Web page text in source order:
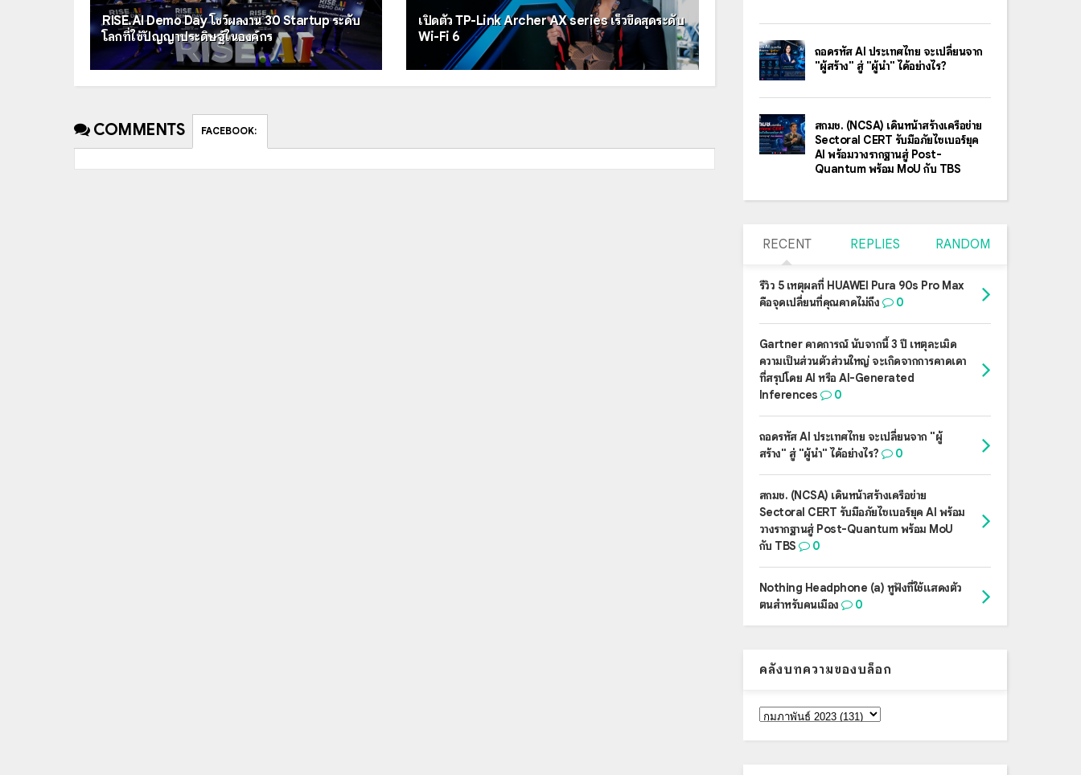
RISE.AI Demo Day โชว์ผลงาน 30 Startup ระดับ
โลกที่ใช้ปัญญาประดิษฐ์ในองค์กร
เปิดตัว TP-Link Archer AX series เร็วขีดสุดระดับ
Wi-Fi 6
COMMENTS FACEBOOK:
ถอดรหัส AI ประเทศไทย จะเปลี่ยนจาก
"ผู้สร้าง" สู่ "ผู้นำ" ได้อย่างไร?
สกมช. (NCSA) เดินหน้าสร้างเครือข่าย
Sectoral CERT รับมือภัยไซเบอร์ยุค
AI พร้อมวางรากฐานสู่ Post-
Quantum พร้อม MoU กับ TBS
RECENT REPLIES RANDOM
รีวิว 5 เหตุผลที่ HUAWEI Pura 90s Pro Max
คือจุดเปลี่ยนที่คุณคาดไม่ถึง
0
Gartner คาดการณ์ นับจากนี้ 3 ปี เหตุละเมิด
ความเป็นส่วนตัวส่วนใหญ่ จะเกิดจากการคาดเดา
ที่สรุปโดย AI หรือ AI-Generated
Inferences
0
ถอดรหัส AI ประเทศไทย จะเปลี่ยนจาก "ผู้
สร้าง" สู่ "ผู้นำ" ได้อย่างไร?
0
สกมช. (NCSA) เดินหน้าสร้างเครือข่าย
Sectoral CERT รับมือภัยไซเบอร์ยุค AI พร้อม
วางรากฐานสู่ Post-Quantum พร้อม MoU
กับ TBS
0
Nothing Headphone (a) หูฟังที่ใช้แสดงตัว
ตนสำหรับคนเมือง
0
คลังบทความของบล็อก